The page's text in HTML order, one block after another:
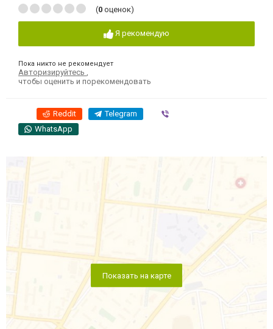
(0 оценок)
Я рекомендую
Пока никто не рекомендует
Авторизируйтесь
чтобы оценить и порекомендовать
Reddit Telegram
WhatsApp
Показать на карте